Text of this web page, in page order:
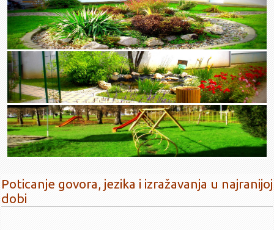
Sjednice u 2025.
listopad - prosinac
Poziv za 4. sjednicu UV-a (4.12.2025.)
Zaključci sa 3. sjednice UV-a (6.11.2025.)
Poziv za 3. sjednicu UV-a (6.11.2025.)
Zaključci sa 2. sjednice UV-a (16.10.2025.)
Poziv za 2. sjednicu UV-a (16.10.2025.)
Zaključci sa konstituirajuće sjednice UV-a (8.10.2025.)
Poziv na konstituirajuću sjednicu UV-a (8.10.2025.)
srpanj - rujan
Poziv za 57. sjednicu UV-a (23.9.2025.)
Zaključci sa 56. sjednice UV-a (22.8.2025.)
Poziv za 56. sjednicu UV-a (22.8.2025.)
Poticanje govora, jezika i izražavanja u najranijoj
dobi